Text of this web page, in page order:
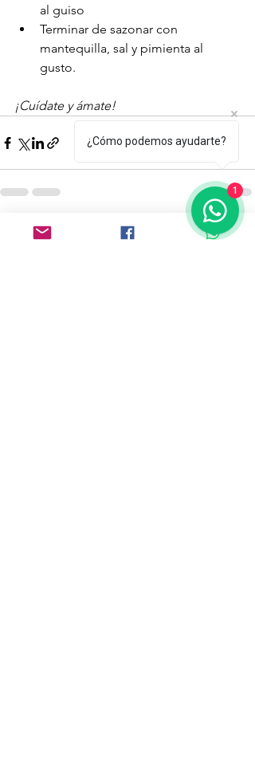
al guiso
Terminar de sazonar con
mantequilla, sal y pimienta al
gusto.
¡Cuídate y ámate!
Entradas recientes Ver todo
¿Cómo podemos ayudarte?
1